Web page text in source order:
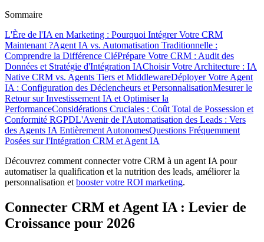
Sommaire
L'Ère de l'IA en Marketing : Pourquoi Intégrer Votre CRM
Maintenant ?Agent IA vs. Automatisation Traditionnelle :
Comprendre la Différence CléPrépare Votre CRM : Audit des
Données et Stratégie d'Intégration IAChoisir Votre Architecture : IA
Native CRM vs. Agents Tiers et MiddlewareDéployer Votre Agent
IA : Configuration des Déclencheurs et PersonnalisationMesurer le
Retour sur Investissement IA et Optimiser la
PerformanceConsidérations Cruciales : Coût Total de Possession et
Conformité RGPDL'Avenir de l'Automatisation des Leads : Vers
des Agents IA Entièrement AutonomesQuestions Fréquemment
Posées sur l'Intégration CRM et Agent IA
Découvrez comment connecter votre CRM à un agent IA pour
automatiser la qualification et la nutrition des leads, améliorer la
personnalisation et booster votre ROI marketing.
Connecter CRM et Agent IA : Levier de
Croissance pour 2026